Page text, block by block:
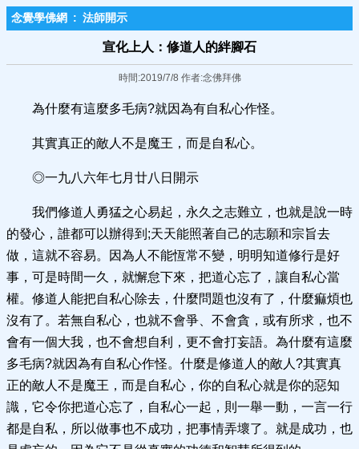
念覺學佛網 : 法師開示
宣化上人：修道人的絆腳石
時間:2019/7/8 作者:念佛拜佛
為什麼有這麼多毛病?就因為有自私心作怪。
其實真正的敵人不是魔王，而是自私心。
◎一九八六年七月廿八日開示
我們修道人勇猛之心易起，永久之志難立，也就是說一時
的發心，誰都可以辦得到;天天能照著自己的志願和宗旨去
做，這就不容易。因為人不能恆常不變，明明知道修行是好
事，可是時間一久，就懈怠下來，把道心忘了，讓自私心當
權。修道人能把自私心除去，什麼問題也沒有了，什麼痲煩也
沒有了。若無自私心，也就不會爭、不會貪，或有所求，也不
會有一個大我，也不會想自利，更不會打妄語。為什麼有這麼
多毛病?就因為有自私心作怪。什麼是修道人的敵人?其實真
正的敵人不是魔王，而是自私心，你的自私心就是你的惡知
識，它令你把道心忘了，自私心一起，則一舉一動，一言一行
都是自私，所以做事也不成功，把事情弄壞了。就是成功，也